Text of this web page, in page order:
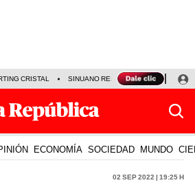
CRISTAL SINUANO RESULTADOS HOY
ECONOMÍA SOCIEDAD MUNDO
02 Sep 2022 | 19:25 h